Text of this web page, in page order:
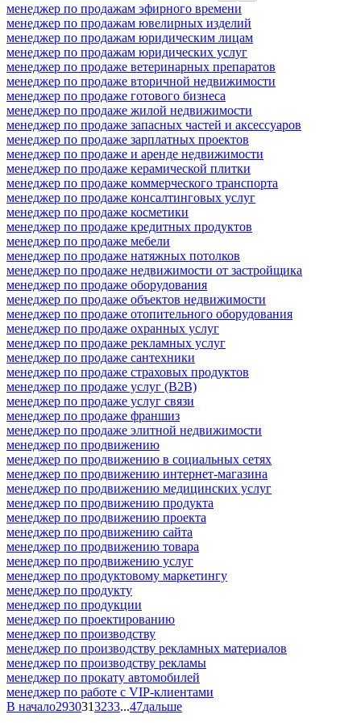
менеджер по продажам эфирного времени
менеджер по продажам ювелирных изделий
менеджер по продажам юридическим лицам
менеджер по продажам юридических услуг
менеджер по продаже ветеринарных препаратов
менеджер по продаже вторичной недвижимости
менеджер по продаже готового бизнеса
менеджер по продаже жилой недвижимости
менеджер по продаже запасных частей и аксессуаров
менеджер по продаже зарплатных проектов
менеджер по продаже и аренде недвижимости
менеджер по продаже керамической плитки
менеджер по продаже коммерческого транспорта
менеджер по продаже консалтинговых услуг
менеджер по продаже косметики
менеджер по продаже кредитных продуктов
менеджер по продаже мебели
менеджер по продаже натяжных потолков
менеджер по продаже недвижимости от застройщика
менеджер по продаже оборудования
менеджер по продаже объектов недвижимости
менеджер по продаже отопительного оборудования
менеджер по продаже охранных услуг
менеджер по продаже рекламных услуг
менеджер по продаже сантехники
менеджер по продаже страховых продуктов
менеджер по продаже услуг (B2B)
менеджер по продаже услуг связи
менеджер по продаже франшиз
менеджер по продаже элитной недвижимости
менеджер по продвижению
менеджер по продвижению в социальных сетях
менеджер по продвижению интернет-магазина
менеджер по продвижению медицинских услуг
менеджер по продвижению продукта
менеджер по продвижению проекта
менеджер по продвижению сайта
менеджер по продвижению товара
менеджер по продвижению услуг
менеджер по продуктовому маркетингу
менеджер по продукту
менеджер по продукции
менеджер по проектированию
менеджер по производству
менеджер по производству рекламных материалов
менеджер по производству рекламы
менеджер по прокату автомобилей
менеджер по работе с VIP-клиентами
В начало2930313233...47дальше